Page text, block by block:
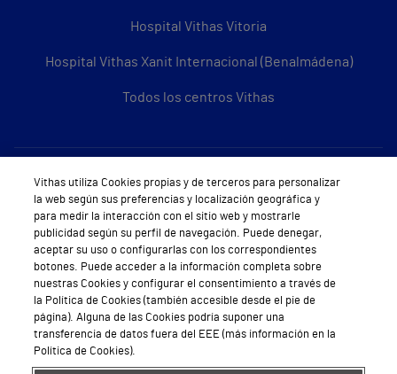
Hospital Vithas Vitoria
Hospital Vithas Xanit Internacional (Benalmádena)
Todos los centros Vithas
Sobre Vithas
Quiénes somos
Trabajar en Vithas
Teléfono Cita Médica
Teléfono Atención al Cliente
Política de seguridad y salud en el trabajo
Vithas utiliza Cookies propias y de terceros para personalizar
la web según sus preferencias y localización geográfica y
para medir la interacción con el sitio web y mostrarle
publicidad según su perfil de navegación. Puede denegar,
aceptar su uso o configurarlas con los correspondientes
botones. Puede acceder a la información completa sobre
nuestras Cookies y configurar el consentimiento a través de
la Política de Cookies (también accesible desde el pie de
página). Alguna de las Cookies podría suponer una
transferencia de datos fuera del EEE (más información en la
Política de Cookies).